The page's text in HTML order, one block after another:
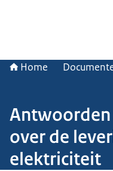
Home
over de
elektriciteit